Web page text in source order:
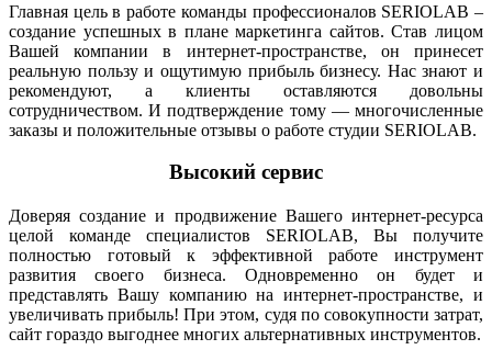
Главная цель в работе команды профессионалов SERIOLAB –
создание успешных в плане маркетинга сайтов. Став лицом
Вашей компании в интернет-пространстве, он принесет
реальную пользу и ощутимую прибыль бизнесу. Нас знают и
рекомендуют, а клиенты оставляются довольны
сотрудничеством. И подтверждение тому — многочисленные
заказы и положительные отзывы о работе студии SERIOLAB.
Высокий сервис
Доверяя создание и продвижение Вашего интернет-ресурса
целой команде специалистов SERIOLAB, Вы получите
полностью готовый к эффективной работе инструмент
развития своего бизнеса. Одновременно он будет и
представлять Вашу компанию на интернет-пространстве, и
увеличивать прибыль! При этом, судя по совокупности затрат,
сайт гораздо выгоднее многих альтернативных инструментов.